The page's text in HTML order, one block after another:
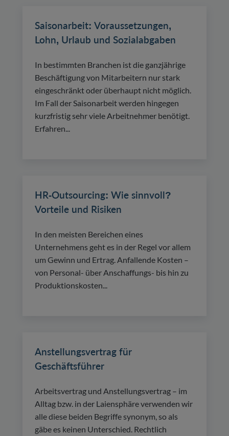
Saisonarbeit: Voraussetzungen,
Lohn, Urlaub und Sozialabgaben
In bestimmten Branchen ist die ganzjährige
Beschäftigung von Mitarbeitern nur stark
eingeschränkt oder überhaupt nicht möglich.
Im Fall der Saisonarbeit werden hingegen
kurzfristig sehr viele Arbeitnehmer benötigt.
Erfahren...
HR-Outsourcing: Wie sinnvoll?
Vorteile und Risiken
In den meisten Bereichen eines
Unternehmens geht es in der Regel vor allem
um Gewinn und Ertrag. Anfallende Kosten –
von Personal- über Anschaffungs- bis hin zu
Produktionskosten...
Anstellungsvertrag für
Geschäftsführer
Arbeitsvertrag und Anstellungsvertrag – im
Alltag bzw. in der Laiensphäre verwenden wir
alle diese beiden Begriffe synonym, so als
gäbe es keinen Unterschied. Rechtlich